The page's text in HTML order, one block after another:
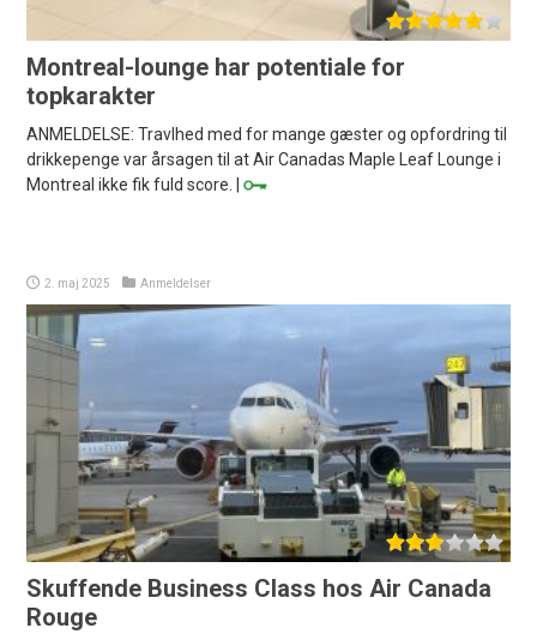
Montreal-lounge har potentiale for
topkarakter
ANMELDELSE: Travlhed med for mange gæster og opfordring til
drikkepenge var årsagen til at Air Canadas Maple Leaf Lounge i
Montreal ikke fik fuld score. |
2. maj 2025 Anmeldelser
Skuffende Business Class hos Air Canada
Rouge